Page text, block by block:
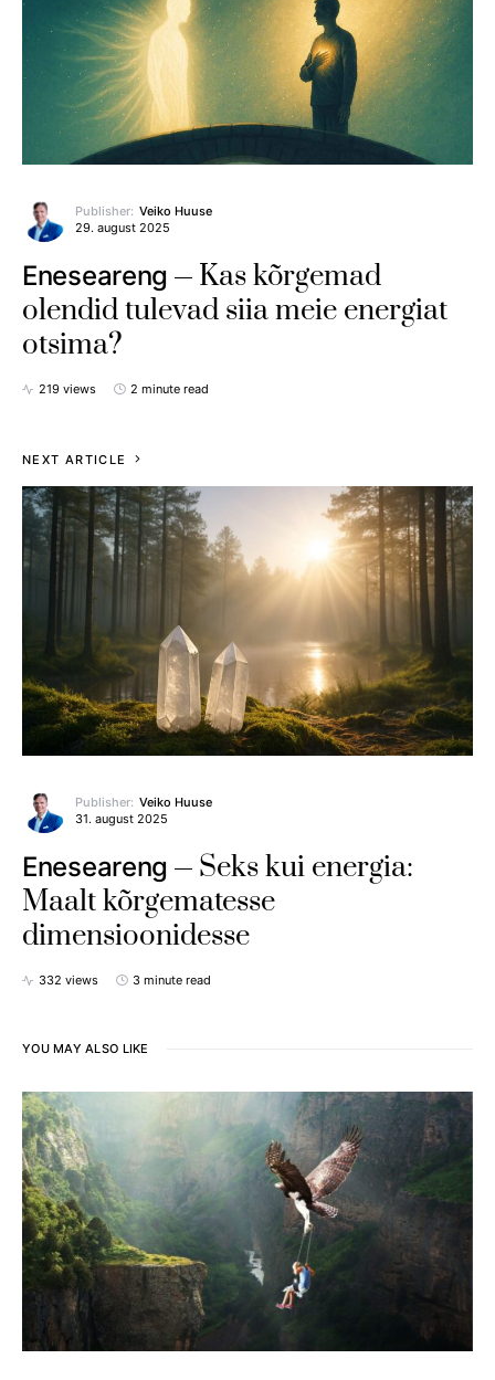
Publisher: Veiko Huuse
29. august 2025
Eneseareng
Kas kõrgemad
olendid tulevad siia meie energiat
otsima?
219 views 2 minute read
NEXT ARTICLE
Publisher: Veiko Huuse
31. august 2025
Eneseareng
Seks kui energia:
Maalt kõrgematesse
dimensioonidesse
332 views 3 minute read
YOU MAY ALSO LIKE